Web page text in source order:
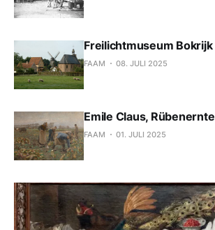
Freilichtmuseum Bokrijk
FAAM 08. JULI 2025
Emile Claus, Rübenernte
FAAM 01. JULI 2025